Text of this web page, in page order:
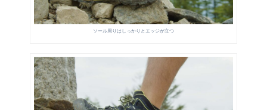
ソール周りはしっかりとエッジが立つ